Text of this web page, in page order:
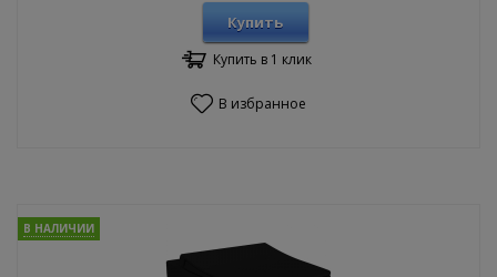
Купить
Купить в 1 клик
В избранное
В НАЛИЧИИ